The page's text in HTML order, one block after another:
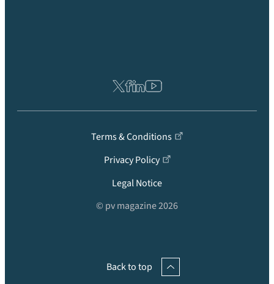
Terms & Conditions
Privacy Policy
Legal Notice
© pv magazine 2026
Back to top